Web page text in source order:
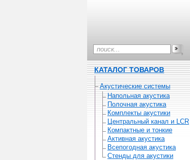
КАТАЛОГ ТОВАРОВ
Акустические системы
Напольная акустика
Полочная акустика
Комплекты акустики
Центральный канал и LCR
Компактные и тонкие
Активная акустика
Всепогодная акустика
Стенды для акустики